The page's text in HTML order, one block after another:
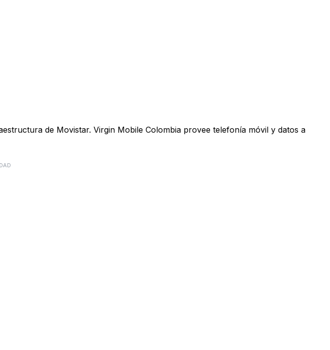
de Movistar. Virgin Mobile Colombia provee telefonía móvil y datos a